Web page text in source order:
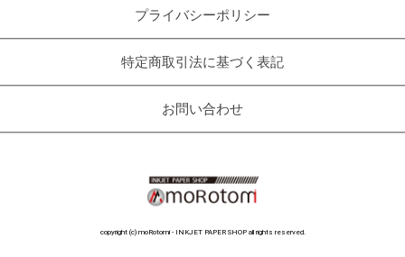
プライバシーポリシー
特定商取引法に基づく表記
お問い合わせ
copyright (c) moRotomi - INKJET PAPER SHOP all rights reserved.